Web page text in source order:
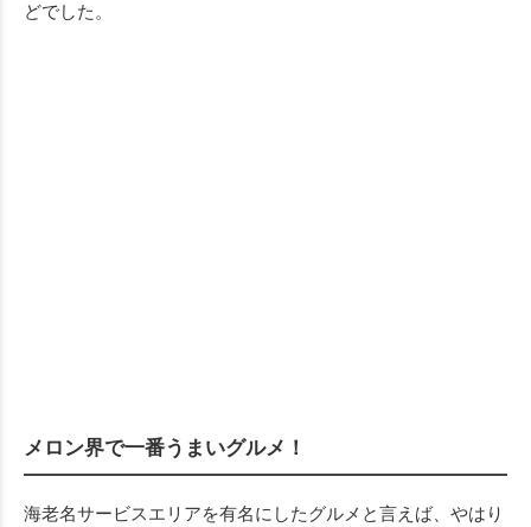
どでした。
メロン界で一番うまいグルメ！
海老名サービスエリアを有名にしたグルメと言えば、やはり